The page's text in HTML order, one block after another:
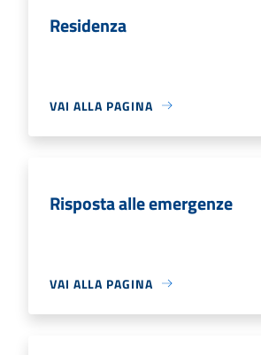
Residenza
VAI ALLA PAGINA
Risposta alle emergenze
VAI ALLA PAGINA